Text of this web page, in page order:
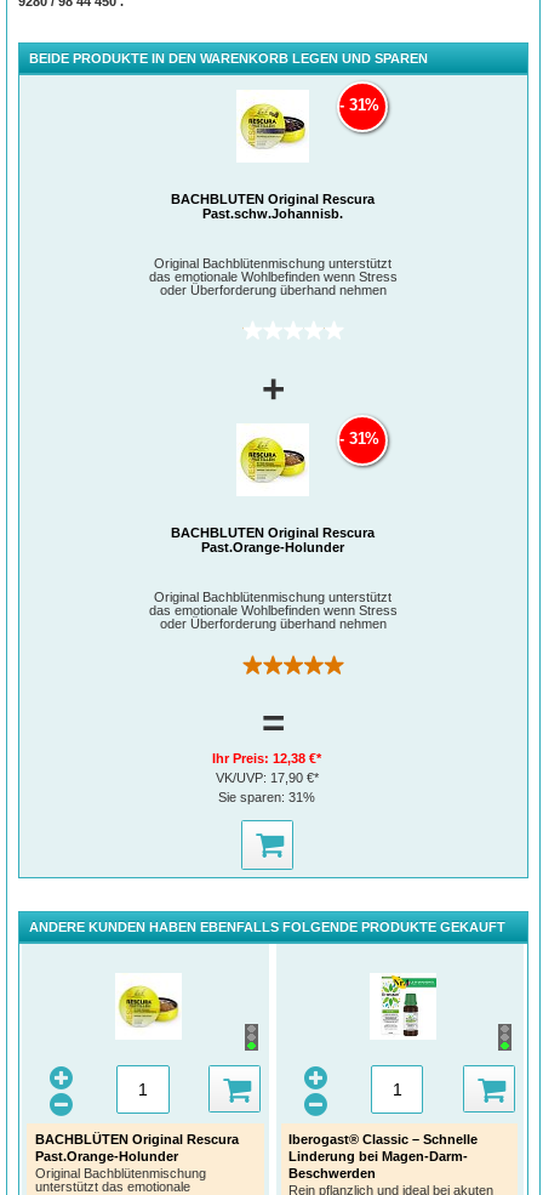
Inhalt:
® Pastillen enthalten die Original Bach®
bestehend aus den 5 Bachblüten Rock Rose (Gelbes Sonnenröschen), Clematis
(Weiße Waldrebe), Impatiens (Drüsentragendes Springkraut), Cherry Plum
(Kirschpflaume) und Star of Bethlehem (Doldiger Milchstern).
BEIDE PRODUKTE IN DEN WARENKORB LEGEN UND SPAREN
BACHBLÜTEN Original Rescura
Past.schw.Johannisb.
Original Bachblütenmischung unterstützt
das emotionale Wohlbefinden wenn Stress
oder Überforderung überhand nehmen
(0)
31%
+
BACHBLÜTEN Original Rescura
Past.Orange-Holunder
Original Bachblütenmischung unterstützt
das emotionale Wohlbefinden wenn Stress
oder Überforderung überhand nehmen
(1)
31%
=
Ihr Preis:12,38 €*
VK/UVP: 17,90 €*
Sie sparen:31%
ANDERE KUNDEN HABEN EBENFALLS FOLGENDE PRODUKTE GEKAUFT
BACHBLÜTEN Original Rescura
Past.Orange-Holunder
Original Bachblütenmischung
unterstützt das emotionale
Iberogast® Classic – Schnelle
Linderung bei Magen-Darm-
Beschwerden
Rein pflanzlich und ideal bei akuten